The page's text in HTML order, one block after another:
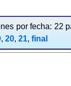
por fecha: 22
, 20, 21, final